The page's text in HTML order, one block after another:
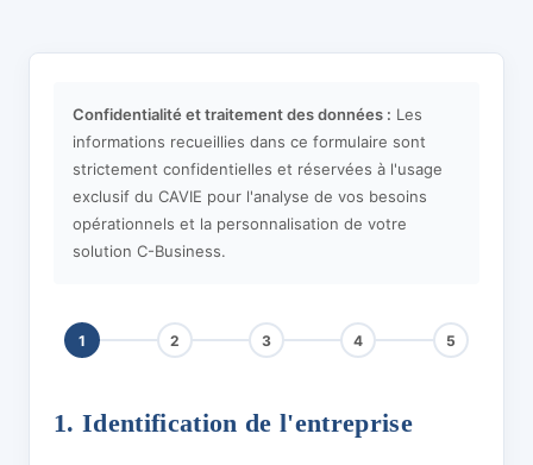
Confidentialité et traitement des données : Les
informations recueillies dans ce formulaire sont
strictement confidentielles et réservées à l'usage
exclusif du CAVIE pour l'analyse de vos besoins
opérationnels et la personnalisation de votre
solution C-Business.
1 2 3 4 5
1. Identification de l'entreprise